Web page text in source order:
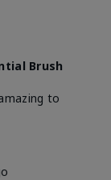
Brush
to